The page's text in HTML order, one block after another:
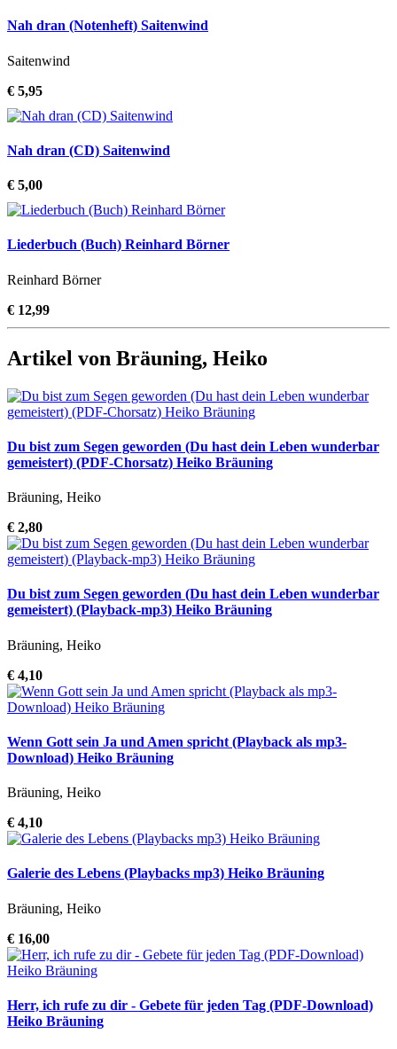
Nah dran (Notenheft) Saitenwind
Saitenwind
€ 5,95
Nah dran (CD) Saitenwind
€ 5,00
Liederbuch (Buch) Reinhard Börner
Reinhard Börner
€ 12,99
Artikel von Bräuning, Heiko
Du bist zum Segen geworden (Du hast dein Leben wunderbar
gemeistert) (PDF-Chorsatz) Heiko Bräuning
Bräuning, Heiko
€ 2,80
Du bist zum Segen geworden (Du hast dein Leben wunderbar
gemeistert) (Playback-mp3) Heiko Bräuning
Bräuning, Heiko
€ 4,10
Wenn Gott sein Ja und Amen spricht (Playback als mp3-
Download) Heiko Bräuning
Bräuning, Heiko
€ 4,10
Galerie des Lebens (Playbacks mp3) Heiko Bräuning
Bräuning, Heiko
€ 16,00
Herr, ich rufe zu dir - Gebete für jeden Tag (PDF-Download)
Heiko Bräuning